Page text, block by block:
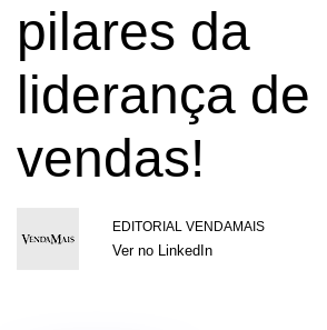
pilares da
liderança de
vendas!
EDITORIAL VENDAMAIS
Ver no LinkedIn